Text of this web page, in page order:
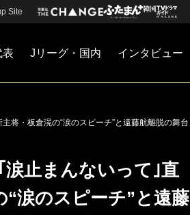
Site
表 Jリーグ・国内 インタビュー
将・板倉滉の“涙のスピーチ”と遠藤航離脱の舞台
止まんないって｣直
涙のスピーチ”と遠藤